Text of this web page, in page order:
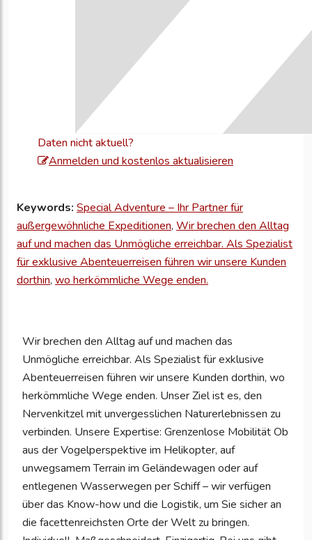
Daten nicht aktuell?
Anmelden und kostenlos aktualisieren
an,
um
Ihre
Keywords: Special Adventure – Ihr Partner für
außergewöhnliche Expeditionen, Wir brechen den Alltag
auf und machen das Unmögliche erreichbar. Als Spezialist
für exklusive Abenteuerreisen führen wir unsere Kunden
dorthin, wo herkömmliche Wege enden.
Wir brechen den Alltag auf und machen das
Unmögliche erreichbar. Als Spezialist für exklusive
Abenteuerreisen führen wir unsere Kunden dorthin, wo
herkömmliche Wege enden. Unser Ziel ist es, den
Nervenkitzel mit unvergesslichen Naturerlebnissen zu
verbinden. Unsere Expertise: Grenzenlose Mobilität Ob
aus der Vogelperspektive im Helikopter, auf
unwegsamem Terrain im Geländewagen oder auf
entlegenen Wasserwegen per Schiff – wir verfügen
über das Know-how und die Logistik, um Sie sicher an
die facettenreichsten Orte der Welt zu bringen.